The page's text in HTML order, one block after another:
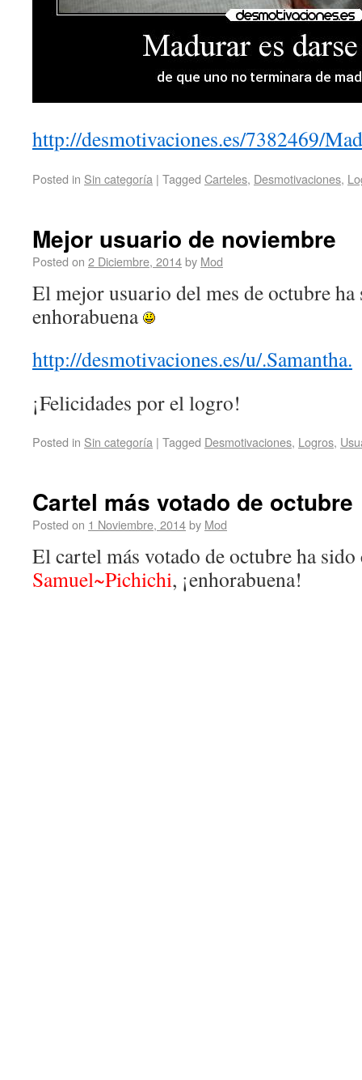
http://desmotivaciones.es/7382469/
Posted in Sin categoría | Tagged Carteles, Desmotivaciones,
Mejor usuario de noviembre
Posted on 2 Diciembre, 2014by Mod
El mejor usuario del mes de octubre
enhorabuena
http://desmotivaciones.es/u/.Samantha.
¡Felicidades por el logro!
Posted in Sin categoría | Tagged Desmotivaciones, Logros,
Cartel más votado de octubre
Posted on 1 Noviembre, 2014by Mod
El cartel más votado de octubre ha
Samuel~Pichichi, ¡enhorabuena!